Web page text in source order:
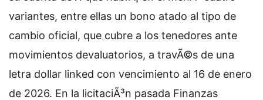
variantes, entre ellas un bono atado al tipo de
cambio oficial, que cubre a los tenedores ante
movimientos devaluatorios, a travÃ©s de una
letra dollar linked con vencimiento al 16 de enero
de 2026. En la licitaciÃ³n pasada Finanzas